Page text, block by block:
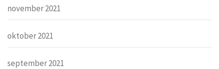
november 2021
oktober 2021
september 2021